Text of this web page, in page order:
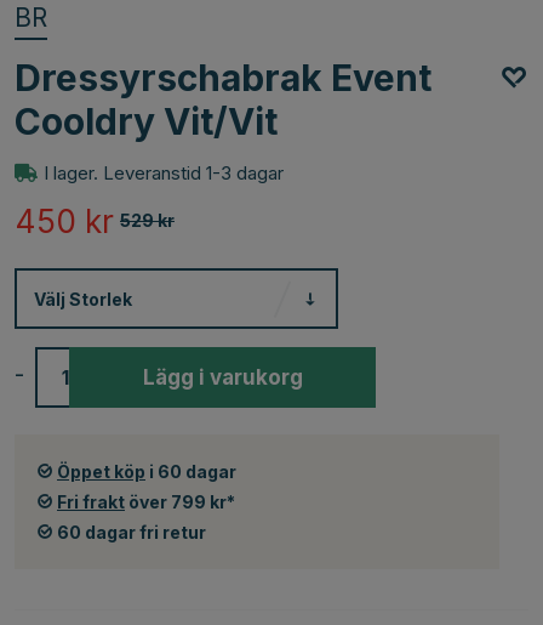
BR
Dressyrschabrak Event
Cooldry Vit/Vit
I lager. Leveranstid 1-3 dagar
529kr
450 kr
Välj Storlek
- Lägg i varukorg
Öppet köp i 60 dagar
Fri frakt över 799 kr*
60 dagar fri retur